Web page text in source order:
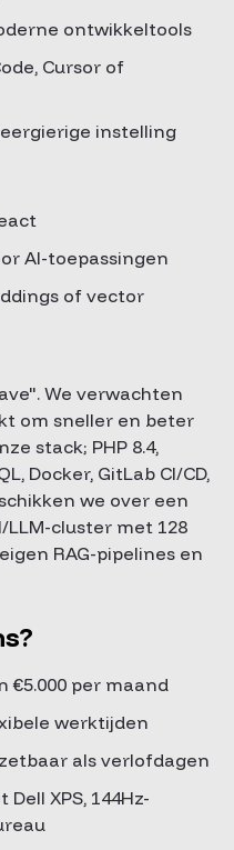
ontwikkeltools
Cursor of
instelling
AI-toepassingen
of vector
We verwachten
om sneller en beter
stack; PHP 8.4,
Docker, GitLab CI/CD,
we over een
LLM-cluster met 128
RAG-pipelines en
€5.000 per maand
werktijden
als verlofdagen
XPS, 144Hz-